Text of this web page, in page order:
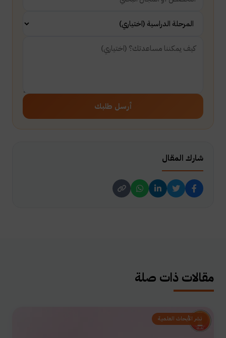
أرسل طلبك
شارك المقال
مقالات ذات صلة
نشر الأبحاث العلمية